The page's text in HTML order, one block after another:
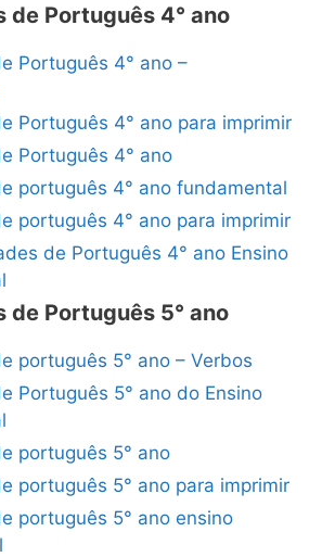
de Português 4° ano
Português 4° ano –
Português 4° ano para imprimir
Português 4° ano
português 4° ano fundamental
português 4° ano para imprimir
de Português 4° ano Ensino
de Português 5° ano
português 5° ano – Verbos
Português 5° ano do Ensino
português 5° ano
português 5° ano para imprimir
português 5° ano ensino